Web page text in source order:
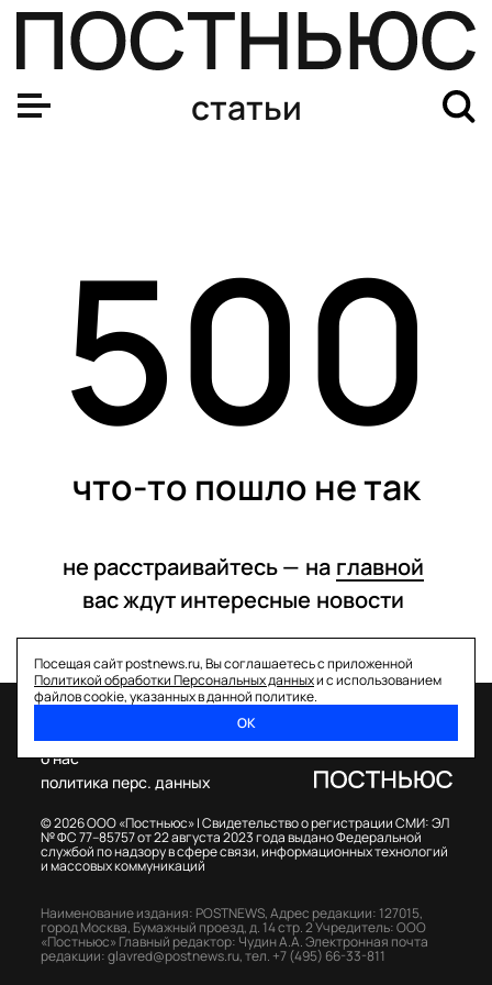
статьи
500
что-то пошло не так
не расстраивайтесь — на главной
вас ждут интересные новости
Посещая сайт postnews.ru, Вы соглашаетесь с приложенной
Политикой обработки Персональных данныхи с использованием
файлов cookie, указанных в данной политике.
ОК
© 2026 ООО «Постньюс» |Свидетельство о регистрации СМИ: ЭЛ
№ ФС 77–85757 от 22 августа 2023 года выдано Федеральной
службой по надзору в сфере связи, информационных технологий
и массовых коммуникаций
о нас
политика перс. данных
Наименование издания: POSTNEWS,Адрес редакции: 127015,
город Москва, Бумажный проезд, д. 14 стр. 2Учредитель: ООО
«Постньюс» Главный редактор: Чудин А.А.Электронная почта
редакции:glavred@postnews.ru,тел. +7 (495) 66-33-811